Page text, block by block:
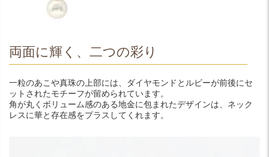
両面に輝く、二つの彩り
一粒のあこや真珠の上部には、ダイヤモンドとルビーが前後にセ
ットされたモチーフが留められています。
角が丸くボリューム感のある地金に包まれたデザインは、ネック
レスに華と存在感をプラスしてくれます。